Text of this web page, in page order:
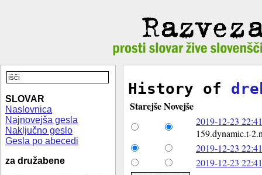
SLOVAR
Naslovnica
Najnovejša gesla
Naključno geslo
Gesla po abecedi
za družabene
History of
StarejšeNovejše
2019-12-23
159.dynamic.t-
2019-12-23
2019-12-23